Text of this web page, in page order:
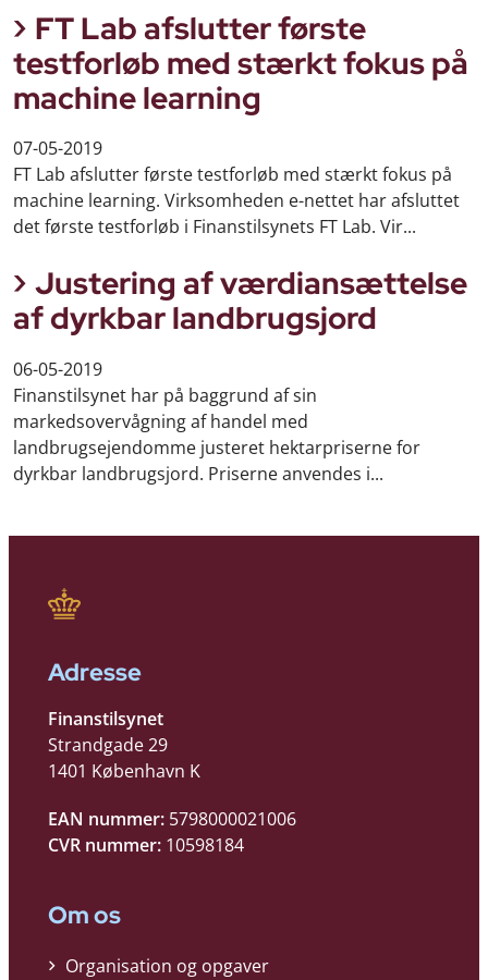
FT Lab afslutter første
testforløb med stærkt fokus på
machine learning
07-05-2019
FT Lab afslutter første testforløb med stærkt fokus på
machine learning. Virksomheden e-nettet har afsluttet
det første testforløb i Finanstilsynets FT Lab. Vir...
Justering af værdiansættelse
af dyrkbar landbrugsjord
06-05-2019
Finanstilsynet har på baggrund af sin
markedsovervågning af handel med
landbrugsejendomme justeret hektarpriserne for
dyrkbar landbrugsjord. Priserne anvendes i...
Adresse
Finanstilsynet
Strandgade 29
1401 København K
EAN nummer: 5798000021006
CVR nummer: 10598184
Om os
Organisation og opgaver